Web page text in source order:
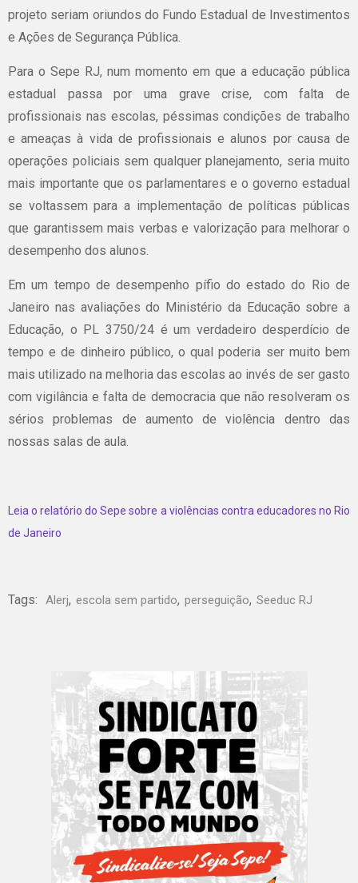
projeto seriam oriundos do Fundo Estadual de Investimentos
e Ações de Segurança Pública.
Para o Sepe RJ, num momento em que a educação pública
estadual passa por uma grave crise, com falta de
profissionais nas escolas, péssimas condições de trabalho
e ameaças à vida de profissionais e alunos por causa de
operações policiais sem qualquer planejamento, seria muito
mais importante que os parlamentares e o governo estadual
se voltassem para a implementação de políticas públicas
que garantissem mais verbas e valorização para melhorar o
desempenho dos alunos.
Em um tempo de desempenho pífio do estado do Rio de
Janeiro nas avaliações do Ministério da Educação sobre a
Educação, o PL 3750/24 é um verdadeiro desperdício de
tempo e de dinheiro público, o qual poderia ser muito bem
mais utilizado na melhoria das escolas ao invés de ser gasto
com vigilância e falta de democracia que não resolveram os
sérios problemas de aumento de violência dentro das
nossas salas de aula.
Leia o relatório do Sepe sobre a violências contra educadores no Rio
de Janeiro
Tags: Alerj, escola sem partido, perseguição, Seeduc RJ